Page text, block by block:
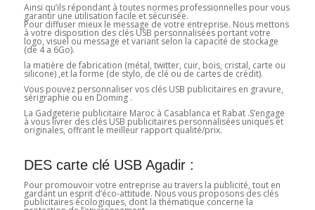
Ainsi qu’ils répondant à toutes normes professionnelles pour vous
garantir une utilisation facile et sécurisée.
Pour diffuser mieux le message de votre entreprise. Nous mettons
à votre disposition des clés USB personnalisées portant votre
logo, visuel ou message et variant selon la capacité de stockage
(de 4 a 6Go).
la matière de fabrication (métal, twitter, cuir, bois, cristal, carte ou
silicone) ,et la forme (de stylo, de clé ou de cartes de crédit).
Vous pouvez personnaliser vos clés USB publicitaires en gravure,
sérigraphie ou en Doming .
La Gadgeterie publicitaire Maroc à Casablanca et Rabat .S’engage
à vous livrer des clés USB publicitaires personnalisées uniques et
originales, offrant le meilleur rapport qualité/prix.
DES carte clé USB Agadir :
Pour promouvoir votre entreprise au travers la publicité, tout en
gardant un esprit d’éco-attitude. Nous vous proposons des clés
publicitaires écologiques, dont la thématique concerne la